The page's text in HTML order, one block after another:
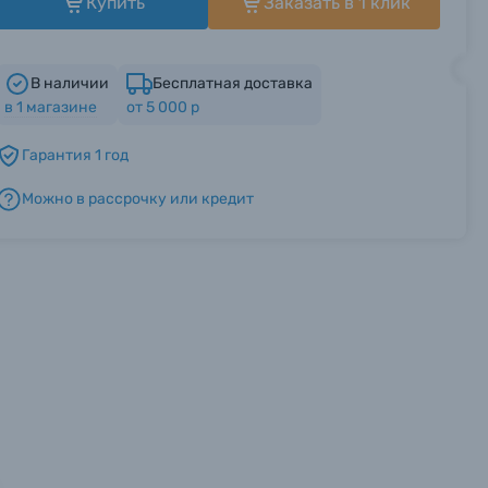
В наличии
в 1 магазине
Бесплатная доставка
от 5 000 р
Гарантия 1 год
Можно в рассрочку или кредит